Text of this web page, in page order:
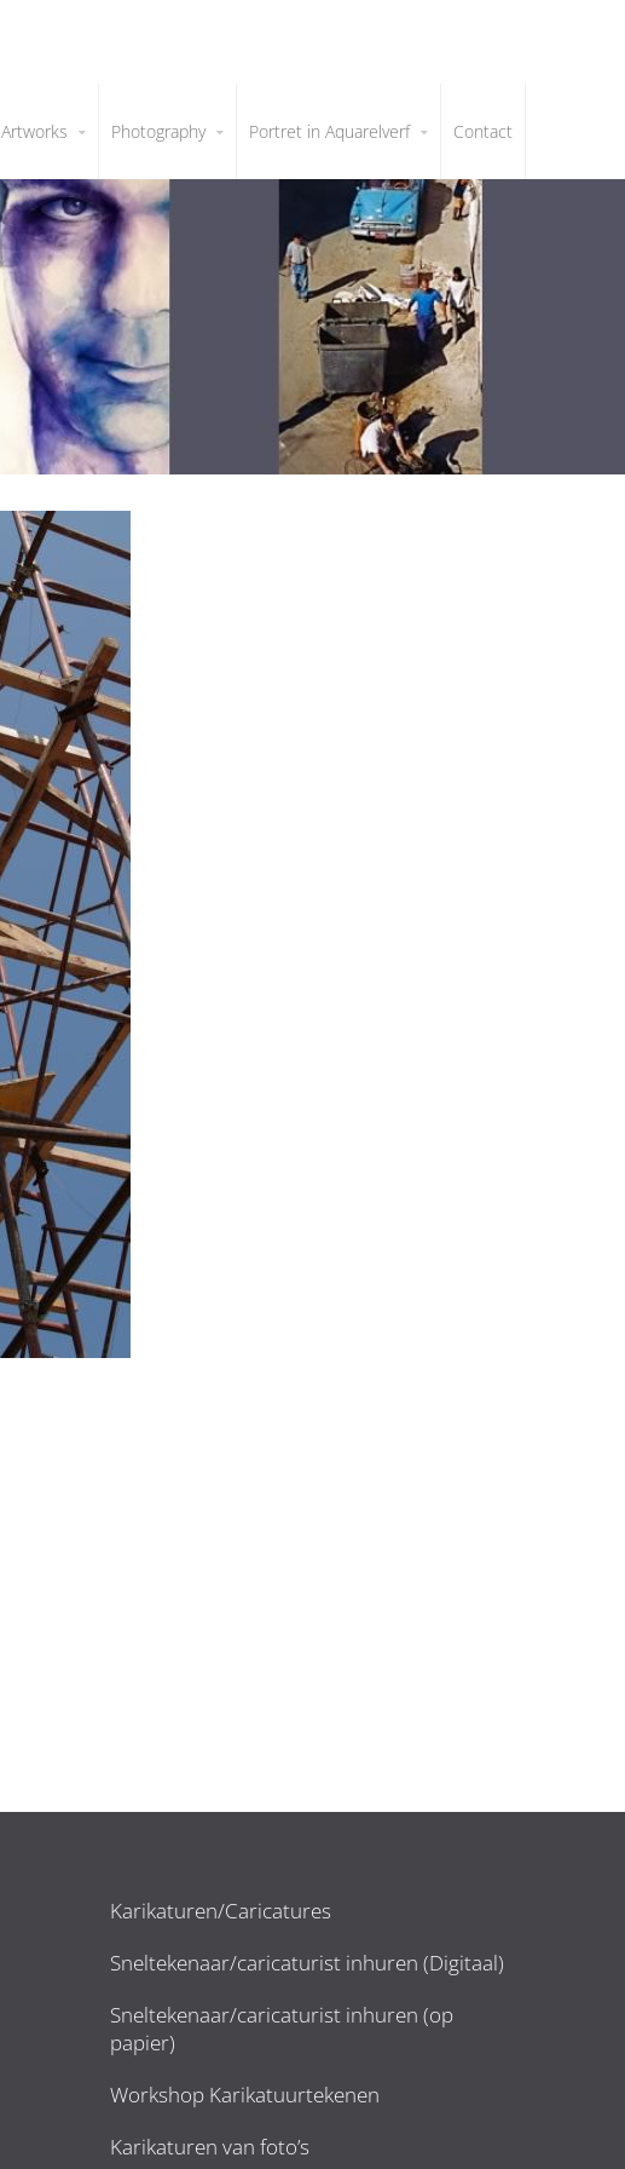
Artworks Photography Portret in Aquarelverf Contact
Karikaturen/Caricatures
Sneltekenaar/caricaturist inhuren (Digitaal)
Sneltekenaar/caricaturist inhuren (op
papier)
Workshop Karikatuurtekenen
Karikaturen van foto’s